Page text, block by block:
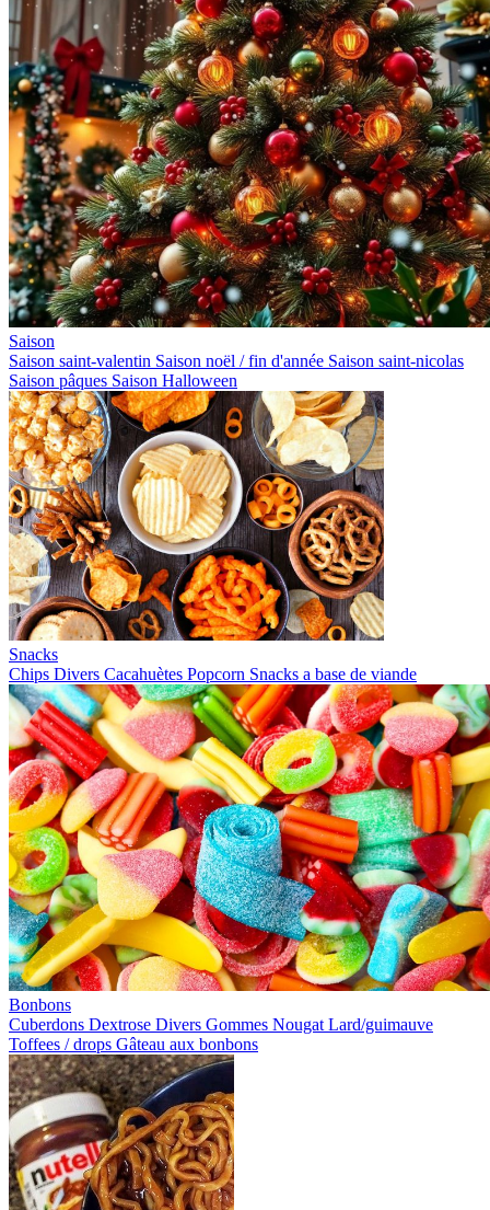
Saison
Saison saint-valentin Saison noël / fin d'année Saison saint-nicolas
Saison pâques Saison Halloween
Snacks
Chips Divers Cacahuètes Popcorn Snacks a base de viande
Bonbons
Cuberdons Dextrose Divers Gommes Nougat Lard/guimauve
Toffees / drops Gâteau aux bonbons